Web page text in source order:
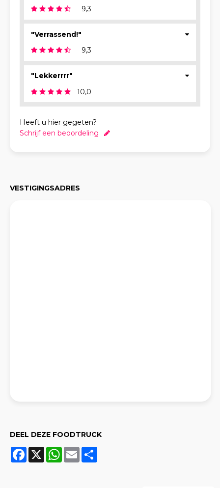
9,3
"Verrassend!"
9,3
"Lekkerrrr"
10,0
Heeft u hier gegeten?
Schrijf een beoordeling
VESTIGINGSADRES
DEEL DEZE FOODTRUCK
Facebook
X WhatsApp
Email